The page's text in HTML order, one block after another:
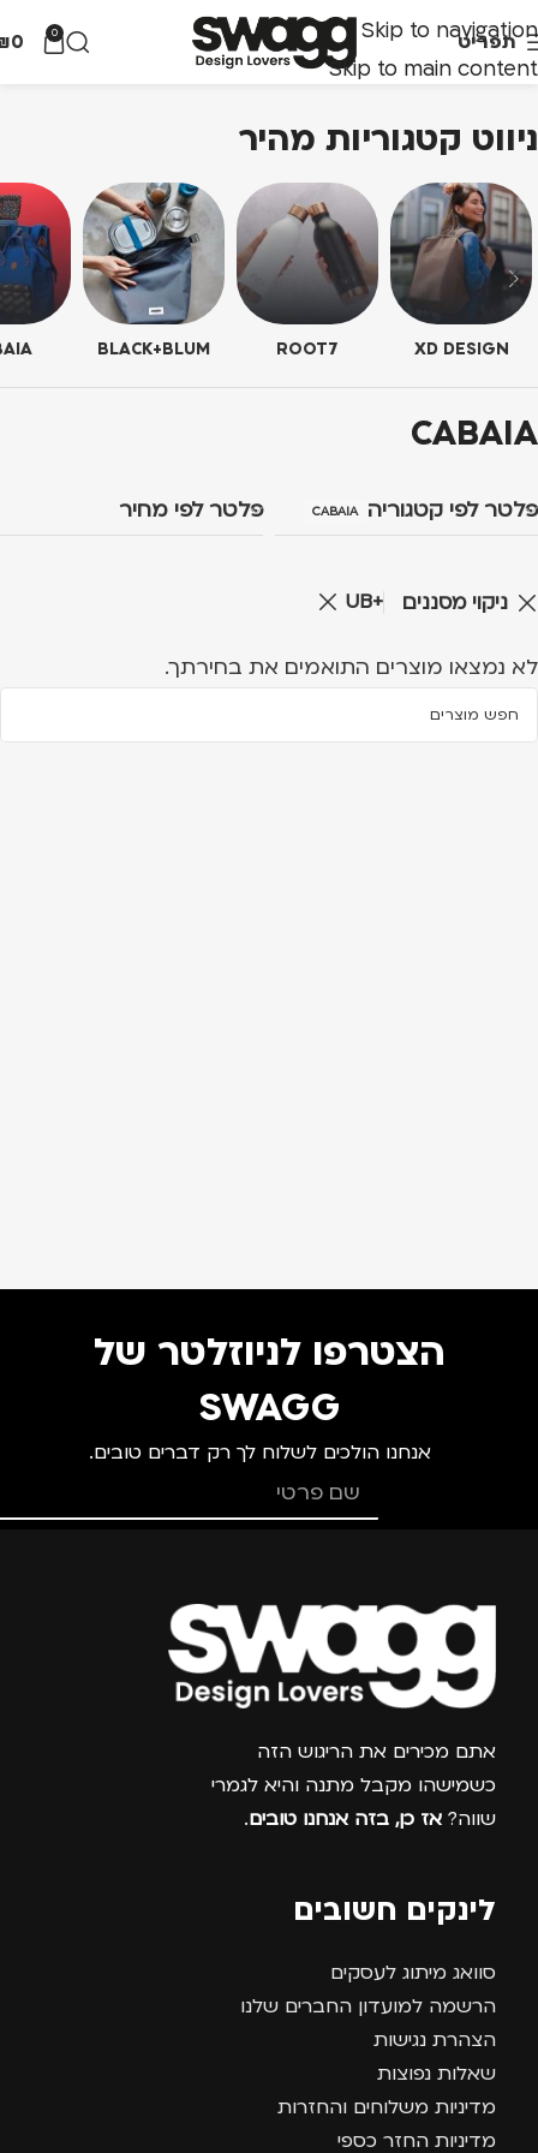
Skip to navigation
Skip to main content
תפריט 0
0
ניווט קטגוריות מהיר
XD DESIGN
ROOT7
BLACK+BLUM
CABAIA
פלטר לפי קטגוריה CABAIA פלטר לפי מחיר
ניקוי מסננים UB+
לא נמצאו מוצרים התואמים את בחירתך.
הצטרפו לניוזלטר של
SWAGG
אנחנו הולכים לשלוח לך רק דברים טובים.
צרפו אותי למועדון
אתם מכירים את הריגוש הזה
כשמישהו מקבל מתנה והיא לגמרי
שווה? אז כן, בזה אנחנו טובים.
לינקים חשובים
סוואג מיתוג לעסקים
הרשמה למועדון החברים שלנו
הצהרת נגישות
שאלות נפוצות
מדיניות משלוחים והחזרות
מדיניות החזר כספי